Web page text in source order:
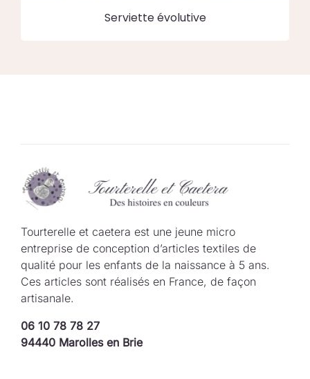
Serviette évolutive
Tourterelle et caetera est une jeune micro
entreprise de conception d’articles textiles de
qualité pour les enfants de la naissance à 5 ans.
Ces articles sont réalisés en France, de façon
artisanale.
06 10 78 78 27
94440 Marolles en Brie